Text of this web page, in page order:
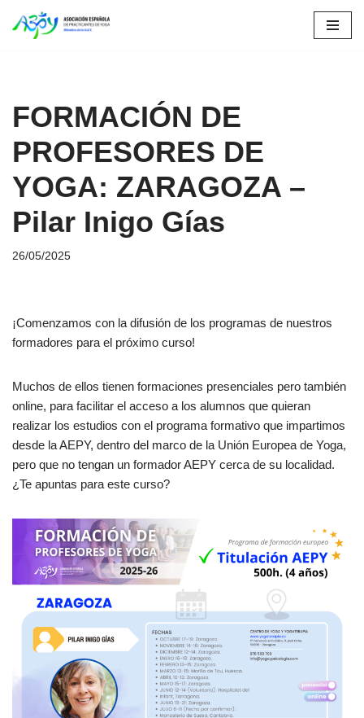
Saltar
FORMACIÓN DE
PROFESORES DE
YOGA: ZARAGOZA –
Pilar Inigo Gías
26/05/2025
¡Comenzamos con la difusión de los programas de nuestros
formadores para el próximo curso!
Muchos de ellos tienen formaciones presenciales pero también
online, para facilitar el acceso a los alumnos que quieran
realizar los estudios con el programa formativo que impartimos
desde la AEPY, dentro del marco de la Unión Europea de Yoga,
pero que no tengan un formador AEPY cerca de su localidad.
¿Te apuntas para este curso?